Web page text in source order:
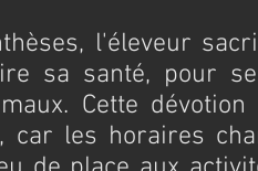
l'éleveur
sa santé, pour
Cette
car les horaires